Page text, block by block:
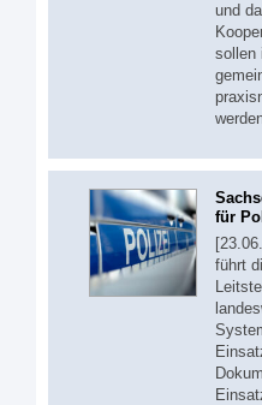
und
sollen
für
führt